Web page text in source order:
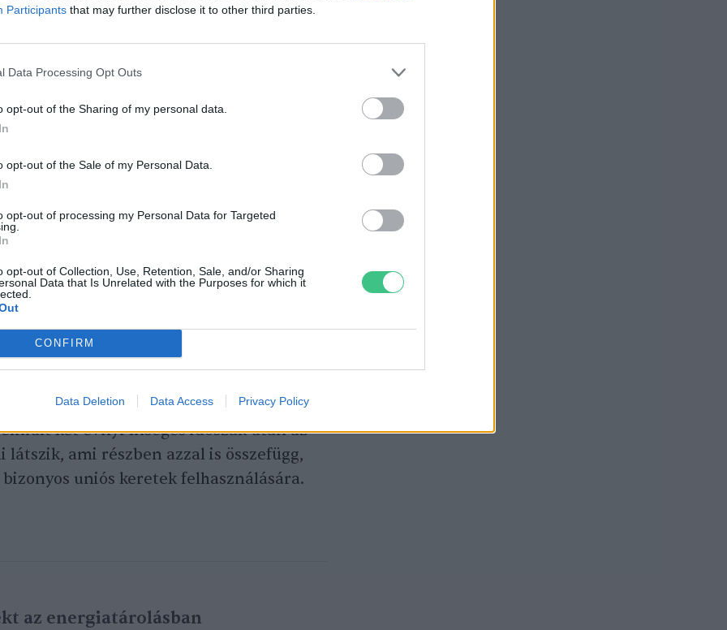
Participants that may further disclose it to other third parties.
Data Processing Opt Outs
opt-out of the Sharing of my personal data.
opt-out of the Sale of my Personal Data.
opt-out of processing my Personal Data for Targeted
opt-out of Collection, Use, Retention, Sale, and/or Sharing
Data that Is Unrelated with the Purposes for which it
CONFIRM
Data Deletion Data Access Privacy Policy
lép be, de ez számos kérdést vet
nem térítendő támogatás van a
hogy ahhoz milyen követelmények
majd az újonnan belépő befektető
tőke befektetők jellemzően 5-7
az üzletrészeiket, ami adott esetben
kiírója által előírt minimum
esetében éppen 10 év.
több szereplős, több lépcsős, komplex
elengedhetetlen az alapítói,
kielégítő, átfogó szerződéses
Kft. vezető pályázati tanácsadója arra
két évnyi ínséges időszak után az
ami részben azzal is összefügg,
uniós keretek felhasználására.
az energiatárolásban